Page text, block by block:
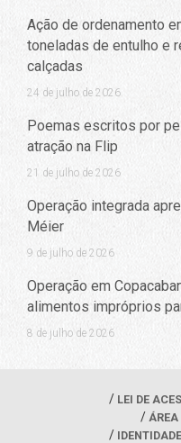
Ação de ordenamento
toneladas de entulho e
calçadas
24 de julho de 2026
Poemas escritos por
atração na Flip
21 de julho de 2026
Operação integrada
Méier
9 de julho de 2026
Operação em
alimentos impróprios
8 de julho de 2026
LEI DE